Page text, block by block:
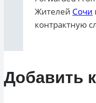
Жителей Сочи
контрактную
Добавить